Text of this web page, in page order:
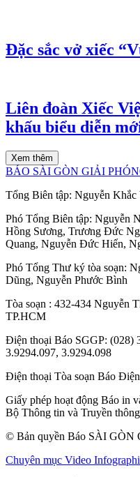
Đặc sắc vở xiếc
Liên đoàn Xiếc
khấu biểu diễn
Xem thêm
BÁO SÀI GÒN GIẢI
Tổng Biên tập: Nguyễn Khắc
Phó Tổng Biên tập: Nguyễn
Hồng Sương, Trương Đức
Quang, Nguyễn Đức Hiển,
Phó Tổng Thư ký tòa soạn:
Dũng, Nguyễn Phước Bình
Tòa soạn : 432-434 Nguyễn
TP.HCM
Điện thoại Báo SGGP: (028)
3.9294.097, 3.9294.098
Điện thoại Tòa soạn Báo
Giấy phép hoạt động Báo in
Bộ Thông tin và Truyền
© Bản quyền Báo SÀI GÒN
Chuyên mục Video